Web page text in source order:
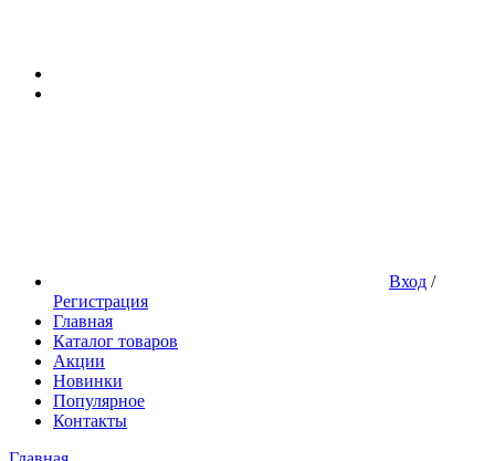
Вход /
Регистрация
Главная
Каталог товаров
Акции
Новинки
Популярное
Контакты